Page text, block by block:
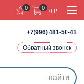
+7(996) 481-50-41
Обратный звонок
найти
0 0
0 ₽